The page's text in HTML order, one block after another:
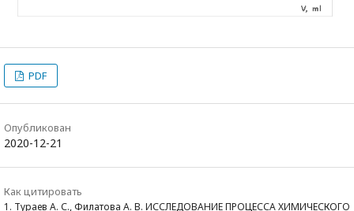
PDF
Опубликован
2020-12-21
Как цитировать
1. Тураев А. С., Филатова А. В. ИССЛЕДОВАНИЕ ПРОЦЕССА ХИМИЧЕСКОГО